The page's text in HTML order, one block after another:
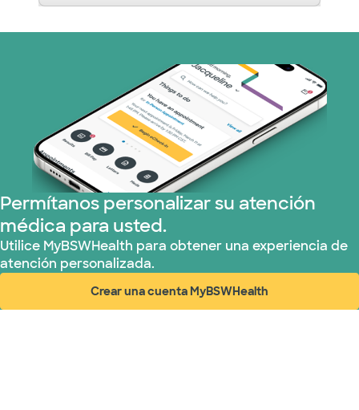
Permítanos personalizar su atención
médica para usted.
Utilice MyBSWHealth para obtener una experiencia de
atención personalizada.
Crear una cuenta MyBSWHealth
(abre en ventana nueva)